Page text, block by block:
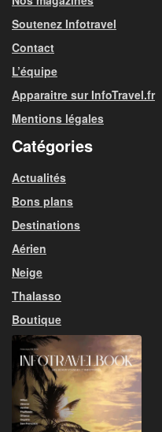
Soutenez Infotravel
Contact
L’équipe
Apparaitre sur InfoTravel.fr
Mentions légales
Catégories
Actualités
Bons plans
Destinations
Aérien
Neige
Thalasso
Boutique